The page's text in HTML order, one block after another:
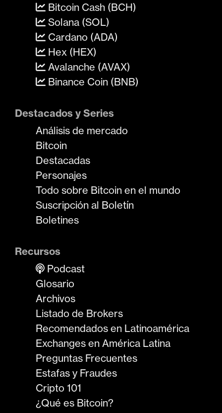
Bitcoin Cash (BCH)
Solana (SOL)
Cardano (ADA)
Hex (HEX)
Avalanche (AVAX)
Binance Coin (BNB)
Destacados y Series
Análisis de mercado
Bitcoin
Destacadas
Personajes
Todo sobre Bitcoin en el mundo
Suscripción al Boletín
Boletines
Recursos
Podcast
Glosario
Archivos
Listado de Brokers
Recomendados en Latinoamérica
Exchanges en América Latina
Preguntas Frecuentes
Estafas y Fraudes
Cripto 101
¿Qué es Bitcoin?